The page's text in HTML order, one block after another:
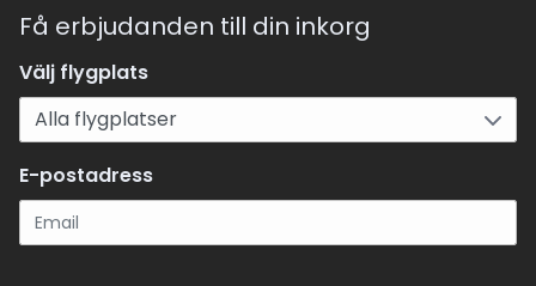
Få erbjudanden till din inkorg
Välj flygplats
E-postadress